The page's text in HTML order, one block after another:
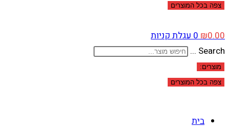
צפה בכל המוצרים
₪0.00
0עגלת קניות
Search ...
מוצרים:
צפה בכל המוצרים
בית